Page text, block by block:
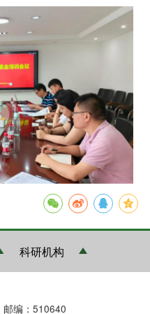
科研机构
邮编：510640